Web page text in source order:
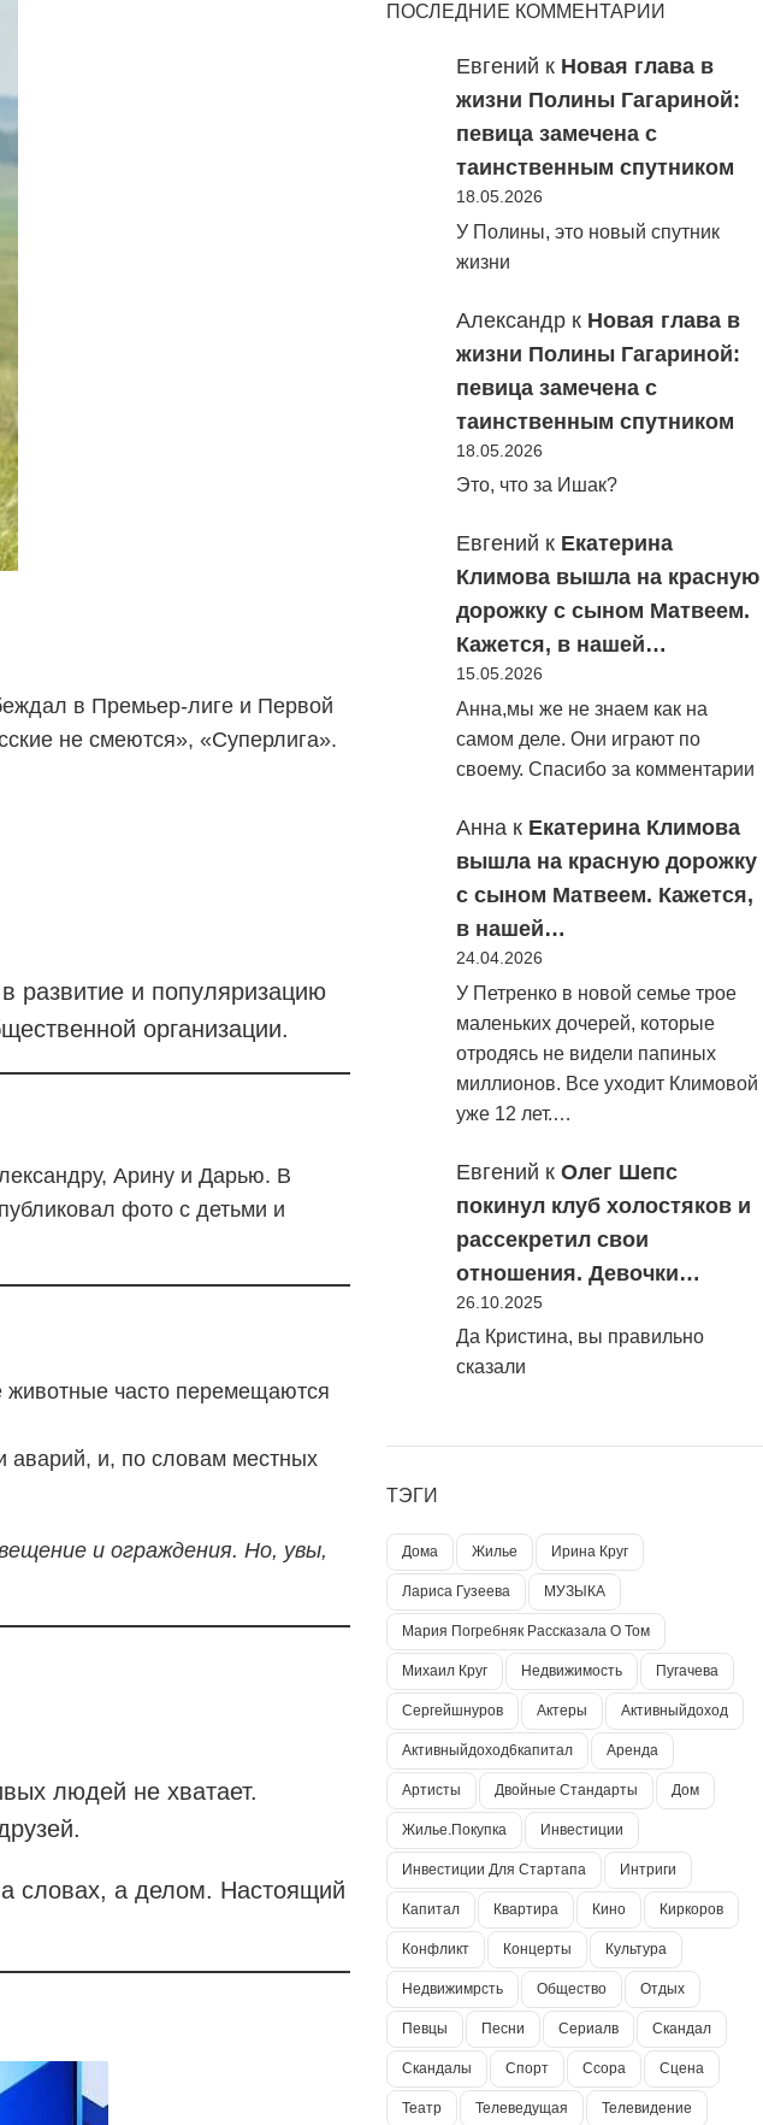
в Премьер-лиге и Первой
не смеются», «Суперлига».
и популяризацию
организации.
Арину и Дарью. В
фото с детьми и
животные часто перемещаются
аварий, и, по словам местных
и ограждения. Но, увы,
людей не хватает.
словах, а делом. Настоящий
ПОСЛЕДНИЕ КОММЕНТАРИИ
Евгений к Новая глава в
жизни Полины Гагариной:
певица замечена с
таинственным спутником
18.05.2026
У Полины, это новый спутник
жизни
Александр к Новая глава в
жизни Полины Гагариной:
певица замечена с
таинственным спутником
18.05.2026
Это, что за Ишак?
Евгений к Екатерина
Климова вышла на красную
дорожку с сыном Матвеем.
Кажется, в нашей…
15.05.2026
Анна,мы же не знаем как на
самом деле. Они играют по
своему. Спасибо за комментарии
Анна к Екатерина Климова
вышла на красную дорожку
с сыном Матвеем. Кажется,
в нашей…
24.04.2026
У Петренко в новой семье трое
маленьких дочерей, которые
отродясь не видели папиных
миллионов. Все уходит Климовой
уже 12 лет.…
Евгений к Олег Шепс
покинул клуб холостяков и
рассекретил свои
отношения. Девочки…
26.10.2025
Да Кристина, вы правильно
сказали
ТЭГИ
Дома Жилье Ирина Круг
Лариса Гузеева МУЗЫКА
Мария Погребняк Рассказала О Том
Михаил Круг Недвижимость Пугачева
Сергейшнуров Актеры Активныйдоход
Активныйдоход6капитал Аренда
Артисты Двойные Стандарты Дом
Жилье.покупка Инвестиции
Инвестиции Для Стартапа Интриги
Капитал Квартира Кино Киркоров
Конфликт Концерты Культура
Недвижимрсть Общество Отдых
Певцы Песни Сериалв Скандал
Скандалы Спорт Ссора Сцена
Театр Телеведущая Телевидение